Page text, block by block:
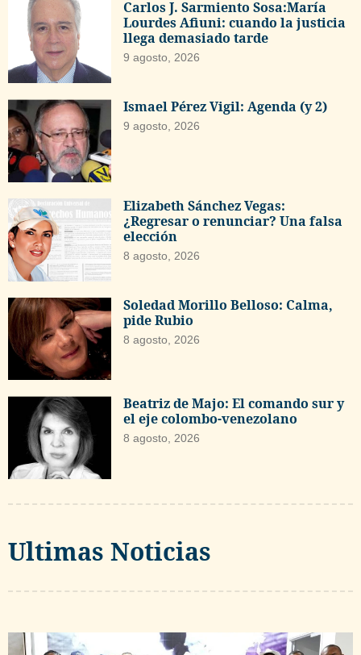
Carlos J. Sarmiento Sosa:María
Lourdes Afiuni: cuando la justicia
llega demasiado tarde
9 agosto, 2026
Ismael Pérez Vigil: Agenda (y 2)
9 agosto, 2026
Elizabeth Sánchez Vegas:
¿Regresar o renunciar? Una falsa
elección
8 agosto, 2026
Soledad Morillo Belloso: Calma,
pide Rubio
8 agosto, 2026
Beatriz de Majo: El comando sur y
el eje colombo-venezolano
8 agosto, 2026
Ultimas Noticias